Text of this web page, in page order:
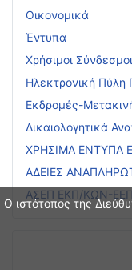
Ο ιστότοπος της
Οικονομικά
Έντυπα
Χρήσιμοι Σύνδεσμοι
Ηλεκτρονική Πύλη
Εκδρομές-
Δικαιολογητικά
ΧΡΗΣΙΜΑ ΕΝΤΥΠΑ
ΑΔΕΙΕΣ
ΑΣΕΠ ΕΚΠ/ΚΩΝ-